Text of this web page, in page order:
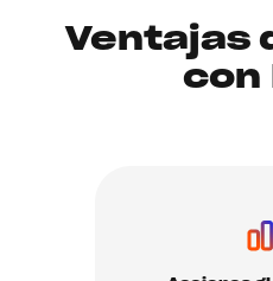
Ventajas
con